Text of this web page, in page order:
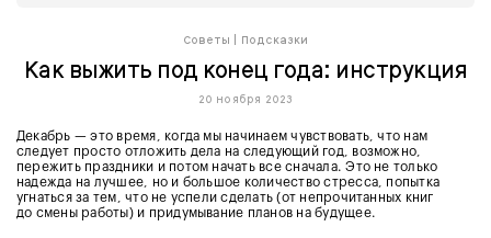
Советы Подсказки
Как выжить под конец года: инструкция
20 ноября 2023
Декабрь — это время, когда мы начинаем чувствовать, что нам
следует просто отложить дела на следующий год, возможно,
пережить праздники и потом начать все сначала. Это не только
надежда на лучшее, но и большое количество стресса, попытка
угнаться за тем, что не успели сделать (от непрочитанных книг
до смены работы) и придумывание планов на будущее.